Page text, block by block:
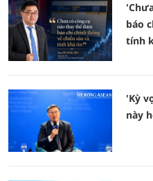
báo
tính
'Kỳ
này